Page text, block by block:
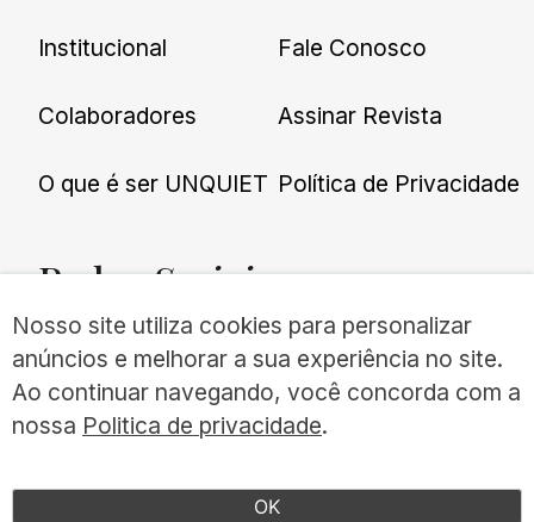
Institucional
Colaboradores
O que é ser UNQUIET
Fale Conosco
Assinar Revista
Política de Privacidade
RedesSociais
TODOS OS DIREITOS RESERVADOS
Nosso site utiliza cookies para personalizar
anúncios e melhorar a sua experiência no site.
Ao continuar navegando, você concorda com a
nossa Politica de privacidade.
OK